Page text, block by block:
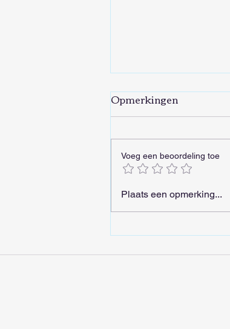
De Transsiberië-
een treinrit die je
meer zult vergeten
Opmerkingen
Voeg een beoordeling toe
Plaats een opmerking...